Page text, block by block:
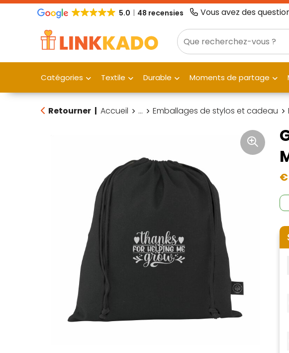
5.0 48 recensies Vous avez des
Catégories Textile Durable Moments de partage
Retourner | Accueil ... Emballages de stylos et cadeau
€